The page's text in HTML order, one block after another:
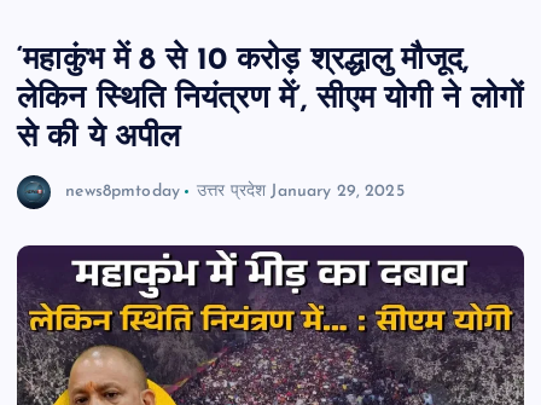
‘महाकुंभ में 8 से 10 करोड़ श्रद्धालु मौजूद,
लेकिन स्थिति नियंत्रण में’, सीएम योगी ने लोगों
से की ये अपील
news8pmtoday उत्तर प्रदेश January 29, 2025